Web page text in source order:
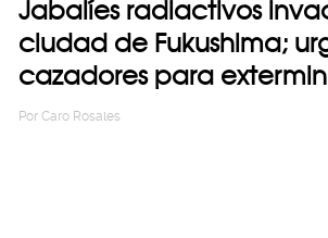
Jabalíes radiactivos
ciudad de Fukushima;
cazadores para
Por Caro Rosales